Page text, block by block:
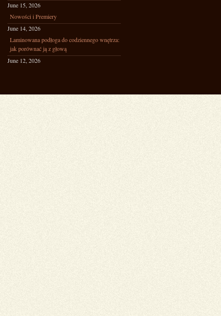
June 15, 2026
Nowości i Premiery
June 14, 2026
Laminowana podłoga do codziennego wnętrza:
jak porównać ją z głową
June 12, 2026